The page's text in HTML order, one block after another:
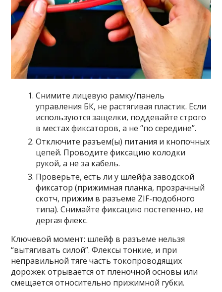
Снимите лицевую рамку/панель
управления БК, не растягивая пластик. Если
используются защелки, поддевайте строго
в местах фиксаторов, а не “по середине”.
Отключите разъем(ы) питания и кнопочных
цепей. Проводите фиксацию колодки
рукой, а не за кабель.
Проверьте, есть ли у шлейфа заводской
фиксатор (прижимная планка, прозрачный
скотч, прижим в разъеме ZIF-подобного
типа). Снимайте фиксацию постепенно, не
дергая флекс.
Ключевой момент: шлейф в разъеме нельзя
“вытягивать силой”. Флексы тонкие, и при
неправильной тяге часть токопроводящих
дорожек отрывается от пленочной основы или
смещается относительно прижимной губки.